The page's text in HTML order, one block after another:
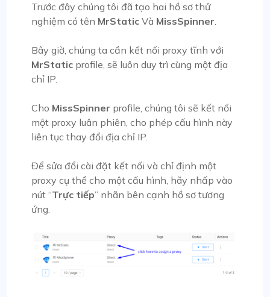
Trước đây chúng tôi đã tạo hai hồ sơ thử
nghiệm có tên MrStatic Và MissSpinner.
Bây giờ, chúng ta cần kết nối proxy tĩnh với
MrStatic profile, sẽ luôn duy trì cùng một địa
chỉ IP.
Cho MissSpinner profile, chúng tôi sẽ kết nối
một proxy luân phiên, cho phép cấu hình này
liên tục thay đổi địa chỉ IP.
Để sửa đổi cài đặt kết nối và chỉ định một
proxy cụ thể cho một cấu hình, hãy nhấp vào
nút “Trực tiếp” nhãn bên cạnh hồ sơ tương
ứng.